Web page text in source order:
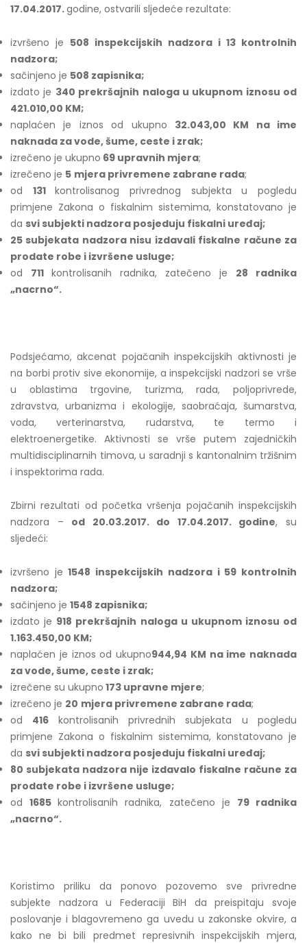
17.04.2017.godine, ostvarili sljedeće rezultate:
izvršeno je 508 inspekcijskih nadzora i 13 kontrolnih
nadzora;
sačinjeno je 508 zapisnika;
izdato je 340 prekršajnih naloga u ukupnom iznosu od
421.010,00 KM;
naplaćen je iznos od ukupno 32.043,00 KM na ime
naknada za vode, šume, ceste i zrak;
izrečeno je ukupno 69 upravnih mjera;
izrečeno je 5 mjera privremene zabrane rada;
od 131kontrolisanog privrednog subjekta u pogledu
primjene Zakona o fiskalnim sistemima, konstatovano je
da svi subjekti nadzora posjeduju fiskalni uređaj;
25 subjekata nadzora nisu izdavali fiskalne račune za
prodate robe i izvršene usluge;
od 711 kontrolisanih radnika, zatečeno je 28 radnika
„nacrno“.
Podsjećamo, akcenat pojačanih inspekcijskih aktivnosti je
na borbi protiv sive ekonomije, a inspekcijski nadzori se vrše
u oblastima trgovine, turizma, rada, poljoprivrede,
zdravstva, urbanizma i ekologije, saobraćaja, šumarstva,
voda, verterinarstva, rudarstva, te termo i
elektroenergetike. Aktivnosti se vrše putem zajedničkih
multidisciplinarnih timova, u saradnji s kantonalnim tržišnim
i inspektorima rada.
Zbirni rezultati od početka vršenja pojačanih inspekcijskih
nadzora – od 20.03.2017. do 17.04.2017. godine, su
sljedeći:
izvršeno je1548 inspekcijskih nadzora i 59 kontrolnih
nadzora;
sačinjeno je 1548 zapisnika;
izdato je 918 prekršajnih naloga u ukupnom iznosu od
1.163.450,00 KM;
naplaćen je iznos od ukupno944,94 KM na ime naknada
za vode, šume, ceste i zrak;
izrečene su ukupno 173 upravne mjere;
izrečeno je 20 mjera privremene zabrane rada;
od 416 kontrolisanih privrednih subjekata u pogledu
primjene Zakona o fiskalnim sistemima, konstatovano je
da svi subjekti nadzora posjeduju fiskalni uređaj;
80 subjekata nadzora nije izdavalo fiskalne račune za
prodate robe i izvršene usluge;
od1685kontrolisanih radnika, zatečeno je 79 radnika
„nacrno“.
Koristimo priliku da ponovo pozovemo sve privredne
subjekte nadzora u Federaciji BiH da preispitaju svoje
poslovanje i blagovremeno ga uvedu u zakonske okvire, a
kako ne bi bili predmet represivnih inspekcijskih mjera,